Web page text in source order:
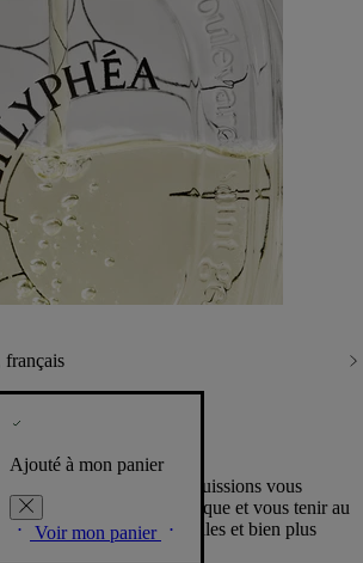
français
Ajouté à mon panier
Voir mon panier
pour que nous puissions vous
la communauté Diptyque et vous tenir au
événements, offres spéciales et bien plus